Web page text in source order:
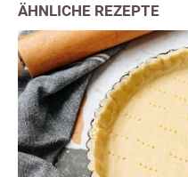
ÄHNLICHE REZEPTE